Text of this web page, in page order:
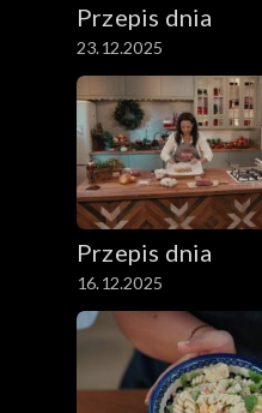
Przepis dnia
23.12.2025
Przepis dnia
16.12.2025